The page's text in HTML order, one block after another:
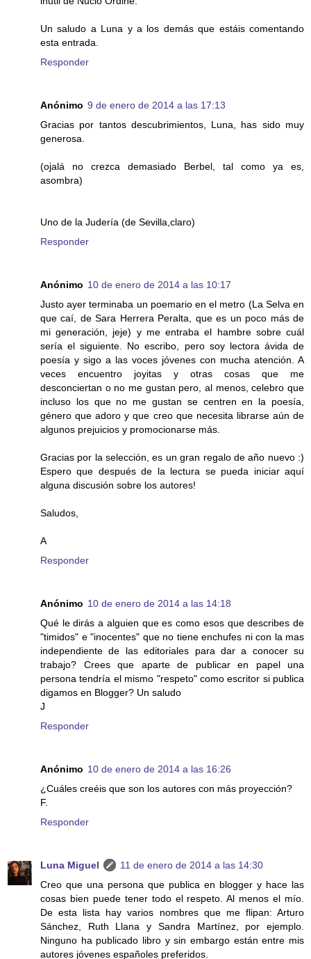
Un saludo a Luna y a los demás que estáis comentando
esta entrada.
Responder
Anónimo 9 de enero de 2014 a las 17:13
Gracias por tantos descubrimientos, Luna, has sido muy
generosa.
(ojalá no crezca demasiado Berbel, tal como ya es,
asombra)
Uno de la Judería (de Sevilla,claro)
Responder
Anónimo 10 de enero de 2014 a las 10:17
Justo ayer terminaba un poemario en el metro (La Selva en
que caí, de Sara Herrera Peralta, que es un poco más de
mi generación, jeje) y me entraba el hambre sobre cuál
sería el siguiente. No escribo, pero soy lectora ávida de
poesía y sigo a las voces jóvenes con mucha atención. A
veces encuentro joyitas y otras cosas que me
desconciertan o no me gustan pero, al menos, celebro que
incluso los que no me gustan se centren en la poesía,
género que adoro y que creo que necesita librarse aún de
algunos prejuicios y promocionarse más.
Gracias por la selección, es un gran regalo de año nuevo :)
Espero que después de la lectura se pueda iniciar aquí
alguna discusión sobre los autores!
Saludos,
A
Responder
Anónimo 10 de enero de 2014 a las 14:18
Qué le dirás a alguien que es como esos que describes de
"timidos" e "inocentes" que no tiene enchufes ni con la mas
independiente de las editoriales para dar a conocer su
trabajo? Crees que aparte de publicar en papel una
persona tendría el mismo "respeto" como escritor si publica
digamos en Blogger? Un saludo
J
Responder
Anónimo 10 de enero de 2014 a las 16:26
¿Cuáles creéis que son los autores con más proyección?
F.
Responder
Luna Miguel
11 de enero de 2014 a las 14:30
Creo que una persona que publica en blogger y hace las
cosas bien puede tener todo el respeto. Al menos el mío.
De esta lista hay varios nombres que me flipan: Arturo
Sánchez, Ruth Llana y Sandra Martínez, por ejemplo.
Ninguno ha publicado libro y sin embargo están entre mis
autores jóvenes españoles preferidos.